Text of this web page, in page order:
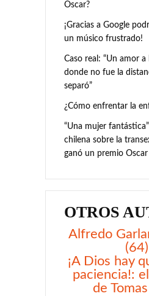
Óscar?
¡Gracias a Google
un músico frustrado!
Caso real: “Un amor a
donde no fue la
separó”
¿Cómo enfrentar la
“Una mujer
chilena sobre la
ganó un premio Oscar
OTROS
Alfredo
(64)
¡A Dios hay
paciencia!:
de